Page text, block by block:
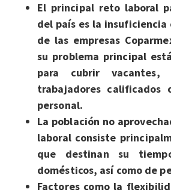
El principal reto laboral
del país es la insuficiencia
de las empresas
su problema principal
para cubrir
trabajadores
personal.
La población no
laboral consiste
que destinan su
domésticos, así como de
Factores como la